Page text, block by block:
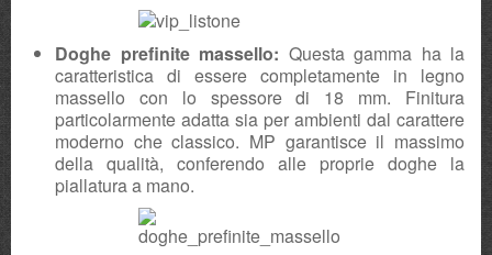
Doghe prefinite massello: Questa gamma ha la
caratteristica di essere completamente in legno
massello con lo spessore di 18 mm. Finitura
particolarmente adatta sia per ambienti dal carattere
moderno che classico. MP garantisce il massimo
della qualità, conferendo alle proprie doghe la
piallatura a mano.